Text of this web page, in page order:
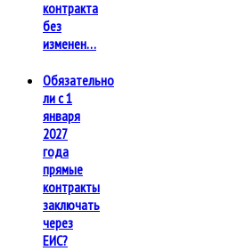
контракта
без
изменен…
Обязательно
ли с 1
января
2027
года
прямые
контракты
заключать
через
ЕИС?